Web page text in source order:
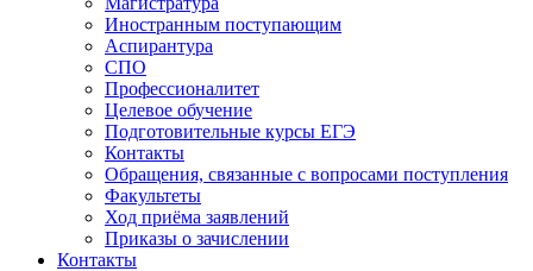
Иностранным поступающим
Аспирантура
СПО
Профессионалитет
Целевое обучение
Подготовительные курсы ЕГЭ
Контакты
Обращения, связанные с вопросами поступления
Факультеты
Ход приёма заявлений
Приказы о зачислении
Контакты